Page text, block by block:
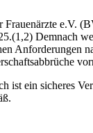
e.V.
Demnach
Anforderungen
ist ein sicheres